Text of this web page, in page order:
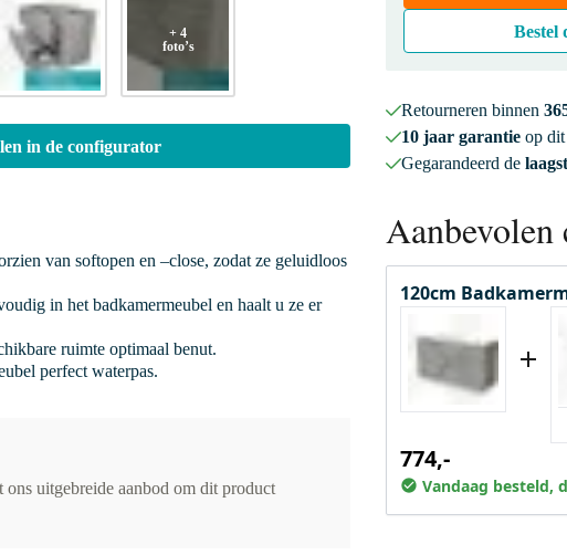
+ 4
foto’s
in de configurator
Bestel
Retourneren binnen
10 jaar garantieop dit
Gegarandeerd de
van softopen en –close, zodat ze geluidloos
in het badkamermeubel en haalt u ze er
ruimte optimaal benut.
perfect waterpas.
uitgebreide aanbod om dit product
120cm
774,-
Vandaag besteld,